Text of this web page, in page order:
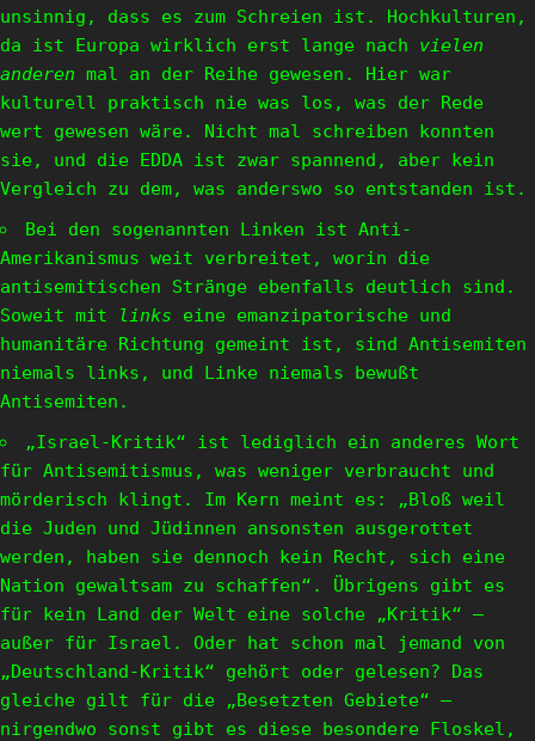
unsinnig, dass es zum Schreien ist. Hochkulturen,
da ist Europa wirklich erst lange nach vielen
anderen mal an der Reihe gewesen. Hier war
kulturell praktisch nie was los, was der Rede
wert gewesen wäre. Nicht mal schreiben konnten
sie, und die EDDA ist zwar spannend, aber kein
Vergleich zu dem, was anderswo so entstanden ist.
Bei den sogenannten Linken ist Anti-
Amerikanismus weit verbreitet, worin die
antisemitischen Stränge ebenfalls deutlich sind.
Soweit mit links eine emanzipatorische und
humanitäre Richtung gemeint ist, sind Antisemiten
niemals links, und Linke niemals bewußt
Antisemiten.
„Israel-Kritik“ ist lediglich ein anderes Wort
für Antisemitismus, was weniger verbraucht und
mörderisch klingt. Im Kern meint es: „Bloß weil
die Juden und Jüdinnen ansonsten ausgerottet
werden, haben sie dennoch kein Recht, sich eine
Nation gewaltsam zu schaffen“. Übrigens gibt es
für kein Land der Welt eine solche „Kritik“ –
außer für Israel. Oder hat schon mal jemand von
„Deutschland-Kritik“ gehört oder gelesen? Das
gleiche gilt für die „Besetzten Gebiete“ –
nirgendwo sonst gibt es diese besondere Floskel,